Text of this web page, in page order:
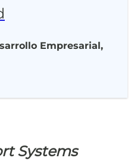
Empresarial,
Systems